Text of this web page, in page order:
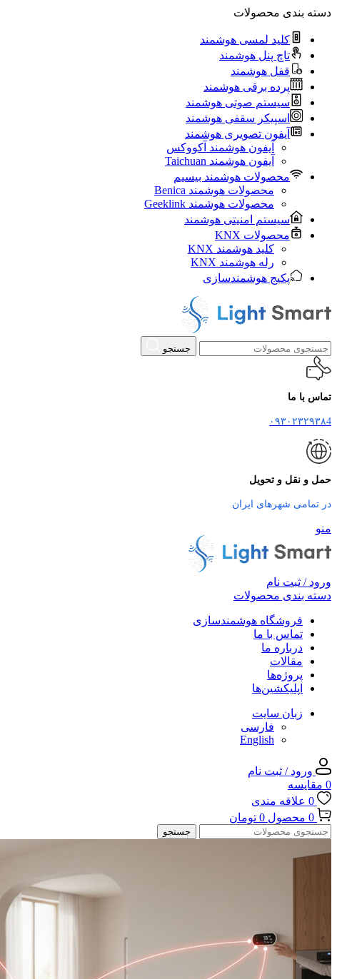
دسته بندی محصولات
کلید لمسی هوشمند
تاچ پنل هوشمند
قفل هوشمند
پرده برقی هوشمند
سیستم صوتی هوشمند
اسپیکر سقفی هوشمند
آیفون تصویری هوشمند
آيفون هوشمند آکووکس
آیفون هوشمند Taichuan
محصولات هوشمند بیسیم
محصولات هوشمند Benica
محصولات هوشمند Geeklink
سیستم امنیتی هوشمند
محصولات KNX
کلید هوشمند KNX
رله هوشمند KNX
پکیج هوشمندسازی
جستجو
تماس با ما
۰۹۳۰۲۳۲۹۳۸4
حمل و نقل و تحویل
در تمامی شهرهای ایران
منو
ورود / ثبت نام
دسته بندی محصولات
فروشگاه هوشمندسازی
تماس با ما
درباره ما
مقالات
پروژه‌ها
اپلیکشین‌ها
زبان سایت
فارسی
English
ورود / ثبت نام
0 مقایسه
0 علاقه مندی
0 محصول 0 تومان
جستجو